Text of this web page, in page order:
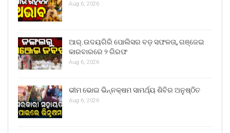
Aug 6, 2026
ଆର୍.ଉଦୟଗିରି ପୋଲିସର ବଡ଼ ସଫଳତା, ଗଞ୍ଜେଇ
କାରବାରରେ ୨ ଗିରଫ
Aug 6, 2026
ଭୀମ ଭୋଇ ଭିନ୍ନକ୍ଷମ ସାମର୍ଥ୍ୟ ଶିବିର ଅନୁଷ୍ଠିତ
Aug 6, 2026